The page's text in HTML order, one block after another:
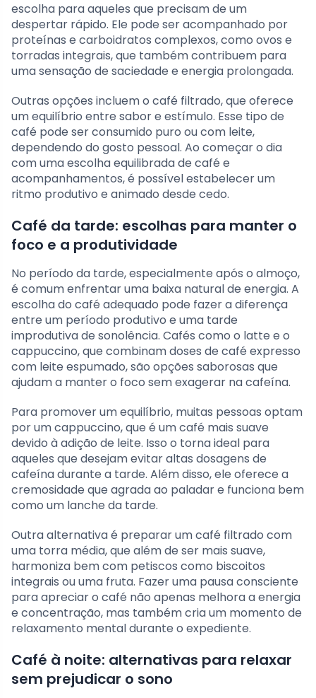
escolha para aqueles que precisam de um
despertar rápido. Ele pode ser acompanhado por
proteínas e carboidratos complexos, como ovos e
torradas integrais, que também contribuem para
uma sensação de saciedade e energia prolongada.
Outras opções incluem o café filtrado, que oferece
um equilíbrio entre sabor e estímulo. Esse tipo de
café pode ser consumido puro ou com leite,
dependendo do gosto pessoal. Ao começar o dia
com uma escolha equilibrada de café e
acompanhamentos, é possível estabelecer um
ritmo produtivo e animado desde cedo.
Café da tarde: escolhas para manter o
foco e a produtividade
No período da tarde, especialmente após o almoço,
é comum enfrentar uma baixa natural de energia. A
escolha do café adequado pode fazer a diferença
entre um período produtivo e uma tarde
improdutiva de sonolência. Cafés como o latte e o
cappuccino, que combinam doses de café expresso
com leite espumado, são opções saborosas que
ajudam a manter o foco sem exagerar na cafeína.
Para promover um equilíbrio, muitas pessoas optam
por um cappuccino, que é um café mais suave
devido à adição de leite. Isso o torna ideal para
aqueles que desejam evitar altas dosagens de
cafeína durante a tarde. Além disso, ele oferece a
cremosidade que agrada ao paladar e funciona bem
como um lanche da tarde.
Outra alternativa é preparar um café filtrado com
uma torra média, que além de ser mais suave,
harmoniza bem com petiscos como biscoitos
integrais ou uma fruta. Fazer uma pausa consciente
para apreciar o café não apenas melhora a energia
e concentração, mas também cria um momento de
relaxamento mental durante o expediente.
Café à noite: alternativas para relaxar
sem prejudicar o sono